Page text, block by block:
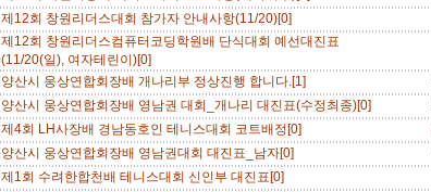
제12회 창원리더스대회 참가자 안내사항(11/20)[0]
제12회 창원리더스컴퓨터코딩학원배 단식대회 예선대진표
(11/20(일), 여자테린이)[0]
양산시 웅상연합회장배 개나리부 정상진행 합니다.[1]
양산시 웅상연합회장배 영남권 대회_개나리 대진표(수정최종)[0]
제4회 LH사장배 경남동호인 테니스대회 코트배정[0]
양산시 웅상연합회장배 영남권대회 대진표_남자[0]
제1회 수려한합천배 테니스대회 신인부 대진표[0]